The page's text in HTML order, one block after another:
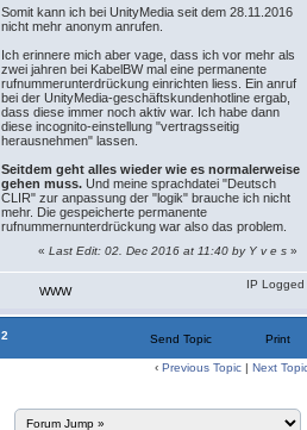
Somit kann ich bei UnityMedia seit dem 28.11.2016
nicht mehr anonym anrufen.
Ich erinnere mich aber vage, dass ich vor mehr als
zwei jahren bei KabelBW mal eine permanente
rufnummerunterdrückung einrichten liess. Ein anruf
bei der UnityMedia-geschäftskundenhotline ergab,
dass diese immer noch aktiv war. Ich habe dann
diese incognito-einstellung "vertragsseitig
herausnehmen" lassen.
Seitdem geht alles wieder wie es normalerweise
gehen muss. Und meine sprachdatei "Deutsch
CLIR" zur anpassung der "logik" brauche ich nicht
mehr. Die gespeicherte permanente
rufnummernunterdrückung war also das problem.
«Last Edit: 02. Dec 2016 at 11:40 by Y v e s »
WWW
IP Logged
2 Send Topic Print
‹ Previous Topic | Next